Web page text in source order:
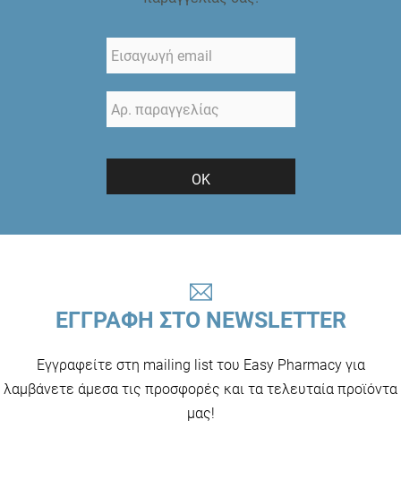
ΟΚ
ΕΓΓΡΑΦΗ ΣΤΟ NEWSLETTER
Εγγραφείτε στη mailing list του Easy Pharmacy για
λαμβάνετε άμεσα τις προσφορές και τα τελευταία προϊόντα
μας!